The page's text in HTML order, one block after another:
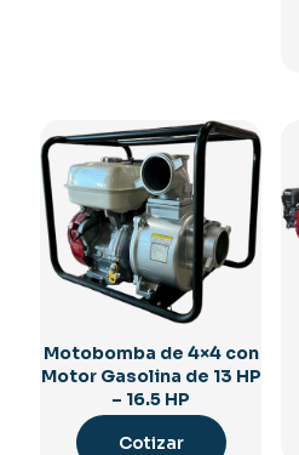
Motobomba de 4×4 con
Motor Gasolina de 13 HP
– 16.5 HP
Cotizar